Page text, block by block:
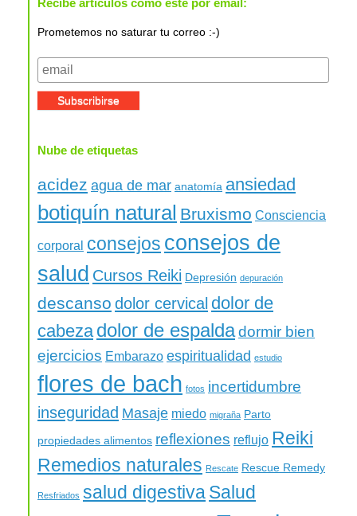
Prometemos no saturar tu correo :-)
Nube de etiquetas
acidez agua de mar anatomía ansiedad
botiquín natural Bruxismo Consciencia
corporal consejos consejos de
salud Cursos Reiki Depresión depuración
descanso dolor cervical dolor de
cabeza dolor de espaldadormir bien
ejercicios Embarazo espiritualidad estudio
flores de bach fotos incertidumbre
inseguridad Masaje miedo migraña Parto
propiedades alimentos reflexiones reflujo Reiki
Remedios naturales Rescate Rescue Remedy
Resfriados salud digestivaSalud